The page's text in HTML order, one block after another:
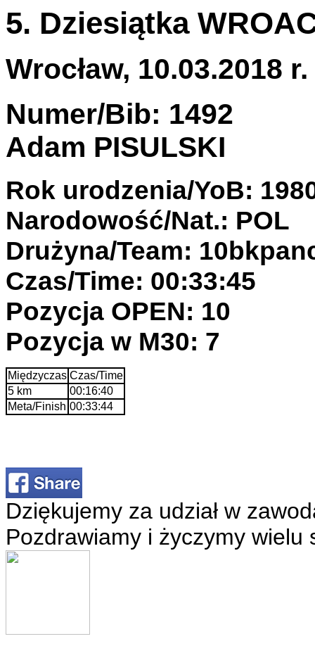
5. Dziesiątka
Wrocław, 10.03.2018 r.
Numer/Bib: 1492
Adam PISULSKI
Rok urodzenia/YoB:
Narodowość/Nat.: POL
Drużyna/Team:
Czas/Time: 00:33:45
Pozycja OPEN: 10
Pozycja w M30: 7
Międzyczas Czas/Time
5 km
00:16:40
Meta/Finish 00:33:44
Dziękujemy za udział w
Pozdrawiamy i życzymy wielu